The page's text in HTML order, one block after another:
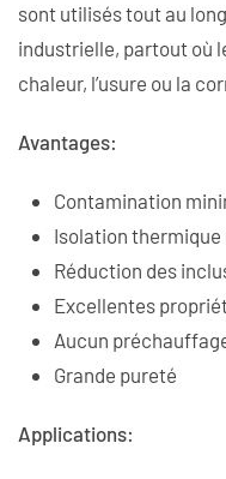
sont utilisés tout au
industrielle, partout où
chaleur, l’usure ou la
Avantages:
Contamination
Isolation thermique
Réduction des
Excellentes
Aucun
Grande pureté
Applications: